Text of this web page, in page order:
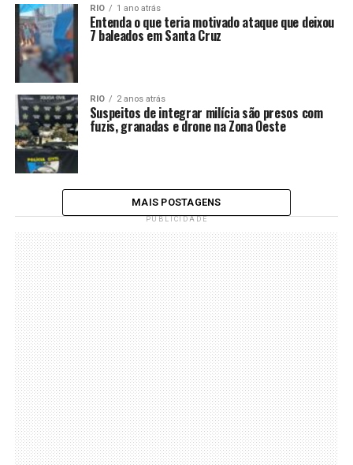
RIO 1 ano atrás
Entenda o que teria motivado ataque que deixou
7 baleados em Santa Cruz
RIO 2 anos atrás
Suspeitos de integrar milícia são presos com
fuzis, granadas e drone na Zona Oeste
MAIS POSTAGENS
PUBLICIDADE